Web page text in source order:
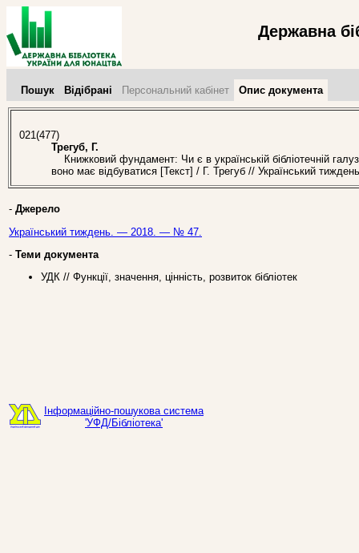
Державна
Пошук Відібрані Персональний кабінет Опис документа
021(477)
Трегуб, Г.
Книжковий фундамент: Чи є в українській бібліотечній
воно має відбуватися [Текст] / Г. Трегуб // Український
- Джерело
Український тиждень. — 2018. — № 47.
- Теми документа
УДК // Функції, значення, цінність, розвиток бібліотек
Інформаційно-пошукова система
'УФД/Бібліотека'